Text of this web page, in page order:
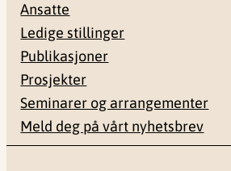
Ansatte
Ledige stillinger
Publikasjoner
Prosjekter
Seminarer og arrangementer
Meld deg på vårt nyhetsbrev